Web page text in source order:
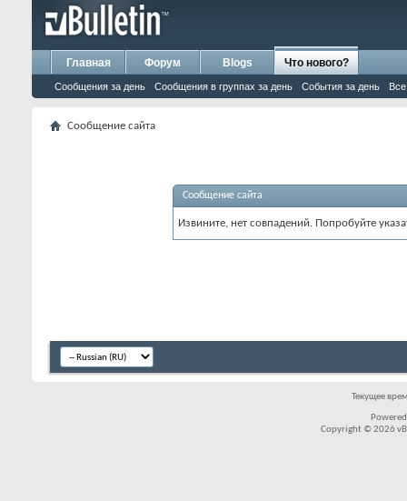
Главная Форум Blogs Что нового?
Сообщения за день Сообщения в группах за день События за день
Сообщение сайта
Сообщение сайта
Извините, нет совпадений. Попробуйте
Текущее
Copyright © 2026